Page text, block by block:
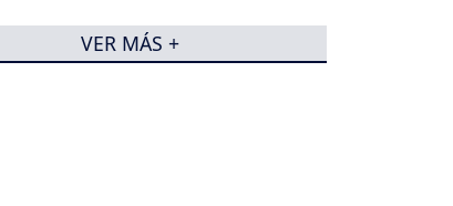
VER MÁS +